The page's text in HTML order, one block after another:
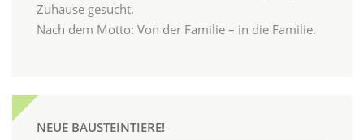
Zuhause gesucht.
Nach dem Motto: Von der Familie – in die Familie.
NEUE BAUSTEINTIERE!